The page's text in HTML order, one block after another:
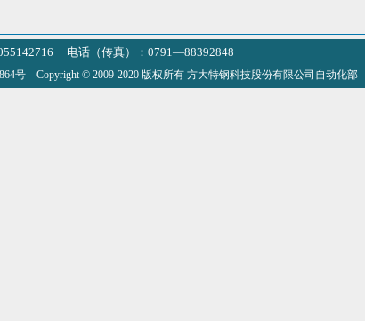
电话（传真）：0791—88392848
号 Copyright © 2009-2020 版权所有 方大特钢科技股份有限公司自动化部